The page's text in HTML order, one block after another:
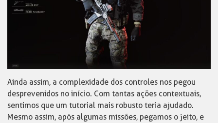
Ainda assim, a complexidade dos controles nos pegou
desprevenidos no início. Com tantas ações contextuais,
sentimos que um tutorial mais robusto teria ajudado.
Mesmo assim, após algumas missões, pegamos o jeito, e